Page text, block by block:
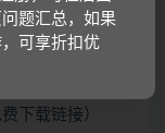
下载链接）
题汇总，如果
可享折扣优